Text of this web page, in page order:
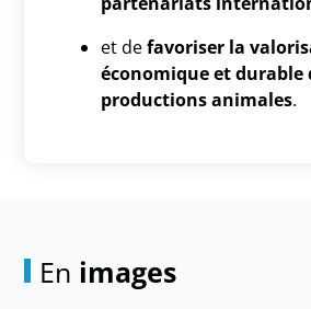
et defavoriser la
économique et durable
productions animales.
En images